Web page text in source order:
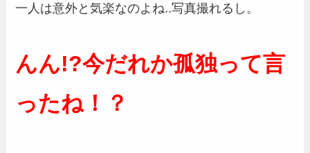
一人は意外と気楽なのよね..写真撮れるし。
んん!?今だれか孤独って言
ったね！？